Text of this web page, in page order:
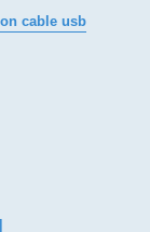
cable usb